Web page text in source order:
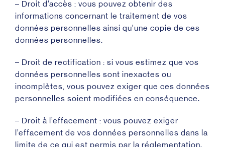
– Droit d’accès : vous pouvez obtenir des
informations concernant le traitement de vos
données personnelles ainsi qu’une copie de ces
données personnelles.
– Droit de rectification : si vous estimez que vos
données personnelles sont inexactes ou
incomplètes, vous pouvez exiger que ces données
personnelles soient modifiées en conséquence.
– Droit à l’effacement : vous pouvez exiger
l’effacement de vos données personnelles dans la
limite de ce qui est permis par la réglementation.